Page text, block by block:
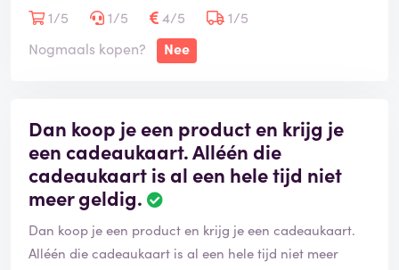
1/5
1/5 4/5
1/5
Nogmaals kopen?
Nee
Dan koop je een product en krijg je
een cadeaukaart. Alléén die
cadeaukaart is al een hele tijd niet
meer geldig.
Dan koop je een product en krijg je een cadeaukaart.
Alléén die cadeaukaart is al een hele tijd niet meer